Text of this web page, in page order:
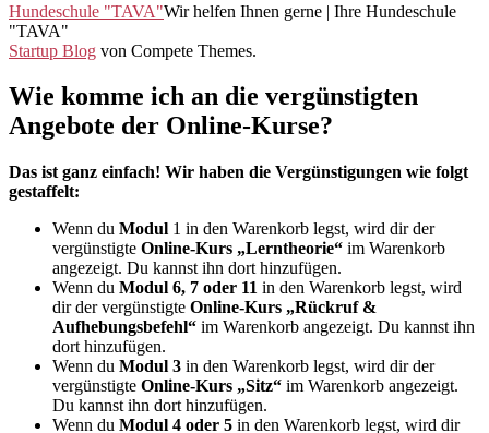
Hundeschule "TAVA"Wir helfen Ihnen gerne | Ihre Hundeschule
"TAVA"
Startup Blog von Compete Themes.
Wie komme ich an die vergünstigten
Angebote der Online-Kurse?
Das ist ganz einfach! Wir haben die Vergünstigungen wie folgt
gestaffelt:
Wenn du Modul 1 in den Warenkorb legst, wird dir der
vergünstigte Online-Kurs „Lerntheorie“ im Warenkorb
angezeigt. Du kannst ihn dort hinzufügen.
Wenn du Modul 6, 7 oder 11 in den Warenkorb legst, wird
dir der vergünstigte Online-Kurs „Rückruf &
Aufhebungsbefehl“ im Warenkorb angezeigt. Du kannst ihn
dort hinzufügen.
Wenn du Modul 3 in den Warenkorb legst, wird dir der
vergünstigte Online-Kurs „Sitz“ im Warenkorb angezeigt.
Du kannst ihn dort hinzufügen.
Wenn du Modul 4 oder 5 in den Warenkorb legst, wird dir